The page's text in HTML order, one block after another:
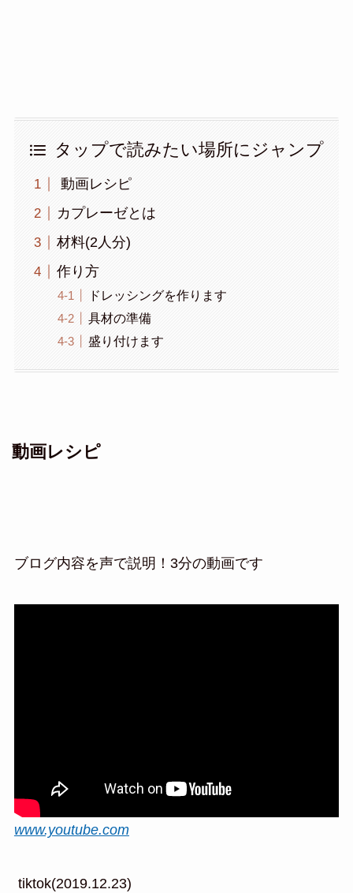
タップで読みたい場所にジャンプ
動画レシピ
カプレーゼとは
材料(2人分)
作り方
ドレッシングを作ります
具材の準備
盛り付けます
動画レシピ
ブログ内容を声で説明！3分の動画です
www.youtube.com
tiktok(2019.12.23)